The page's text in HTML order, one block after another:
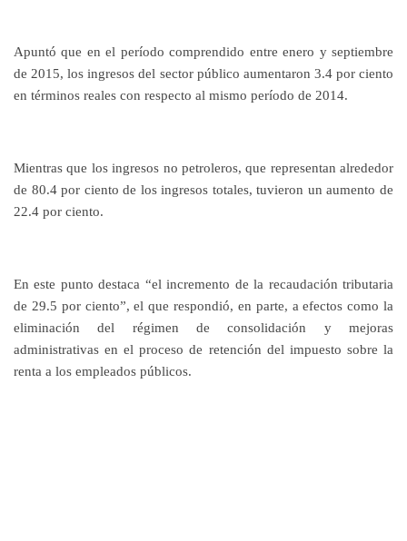
Apuntó que en el período comprendido entre enero y septiembre
de 2015, los ingresos del sector público aumentaron 3.4 por ciento
en términos reales con respecto al mismo período de 2014.
Mientras que los ingresos no petroleros, que representan alrededor
de 80.4 por ciento de los ingresos totales, tuvieron un aumento de
22.4 por ciento.
En este punto destaca “el incremento de la recaudación tributaria
de 29.5 por ciento”, el que respondió, en parte, a efectos como la
eliminación del régimen de consolidación y mejoras
administrativas en el proceso de retención del impuesto sobre la
renta a los empleados públicos.